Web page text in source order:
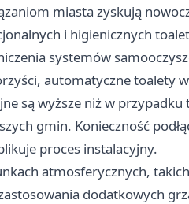
miasta zyskują
i higienicznych
systemów
automatyczne toalety
są wyższe niż w
gmin. Konieczność
proces instalacyjny.
atmosferycznych,
dodatkowych